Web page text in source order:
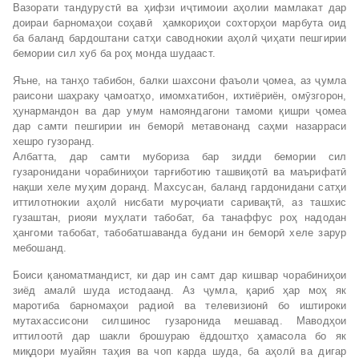
Вазорати тандурустӣ ва ҳифзи иҷтимоии аҳолии мамлакат дар
доираи барномаҳои соҳавӣ ҳамкориҳои сохторҳои марбута оид
ба баланд бардоштани сатҳи саводнокии аҳолӣ ҷиҳати пешгирии
бемории сил хуб ба роҳ монда шудааст.
Яъне, на танҳо табибон, балки шахсони фаъоли ҷомеа, аз ҷумла
раисони шаҳраку ҷамоатҳо, имомхатибон, ихтиёриён, омӯзгорон,
ҳунармандон ва дар умум намояндагони тамоми қишри ҷомеа
дар самти пешгирии ин беморӣ метавонанд саҳми назарраси
хешро гузоранд.
Албатта, дар самти мубориза бар зидди бемории сил
гузаронидани чорабиниҳои тарғиботию ташвиқотӣ ва маърифатӣ
нақши хеле муҳим доранд. Махсусан, баланд гардонидани сатҳи
иттилотнокии аҳолӣ нисбати муроҷиати саривақтӣ, аз ташхис
гузаштан, риояи муҳлати табобат, ба танаффус роҳ надодан
ҳангоми табобат, табобатшаванда будани ин беморӣ хеле зарур
мебошанд.
Боиси қаноматмандист, ки дар ин самт дар кишвар чорабиниҳои
зиёд амалӣ шуда истодаанд. Аз ҷумла, қариб ҳар моҳ як
маротиба барномаҳои радиоӣ ва телевизионӣ бо иштироки
мутахассисони силшинос гузаронида мешавад. Маводҳои
иттилоотӣ дар шакли брошураю ёддоштҳо ҳамасола бо як
миқдори муайян таҳия ва чоп карда шуда, ба аҳолӣ ва дигар